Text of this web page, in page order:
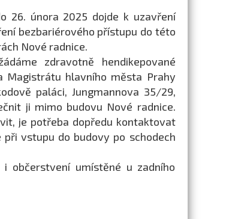
26. února 2025 dojde k uzavření
bezbariérového přístupu do této
Nové radnice.
zdravotně hendikepované
Magistrátu hlavního města Prahy
paláci, Jungmannova 35/29,
ji mimo budovu Nové radnice.
je potřeba dopředu kontaktovat
vstupu do budovy po schodech
občerstvení umístěné u zadního